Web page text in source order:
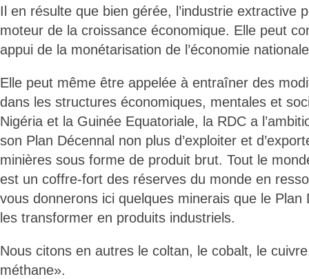
Il en résulte que bien gérée, l’industrie extractive
moteur de la croissance économique. Elle peut
appui de la monétarisation de l’économie
Elle peut même être appelée à entraîner des
dans les structures économiques, mentales et
Nigéria et la Guinée Equatoriale, la RDC a
son Plan Décennal non plus d’exploiter et
minières sous forme de produit brut. Tout le
est un coffre-fort des réserves du monde en
vous donnerons ici quelques minerais que le Plan
les transformer en produits industriels.
Nous citons en autres le coltan, le cobalt, le
méthane».